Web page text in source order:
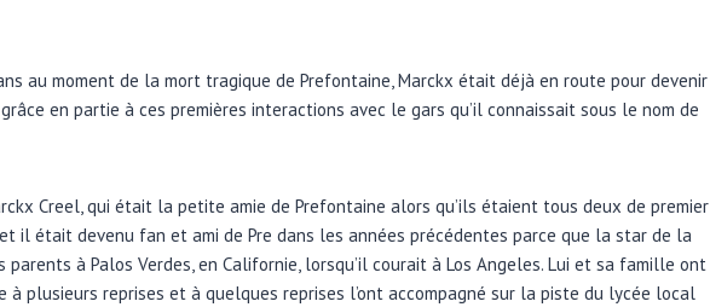
au moment de la mort tragique de Prefontaine, Marckx était déjà en route pour devenir
en partie à ces premières interactions avec le gars qu’il connaissait sous le nom de
Creel, qui était la petite amie de Prefontaine alors qu’ils étaient tous deux de premier
et il était devenu fan et ami de Pre dans les années précédentes parce que la star de la
à Palos Verdes, en Californie, lorsqu’il courait à Los Angeles. Lui et sa famille ont
à plusieurs reprises et à quelques reprises l’ont accompagné sur la piste du lycée local